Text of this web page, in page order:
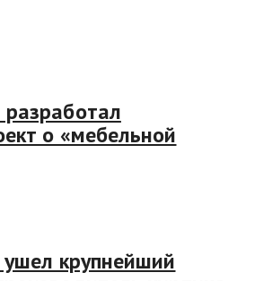
о «мебельной
ушел крупнейший